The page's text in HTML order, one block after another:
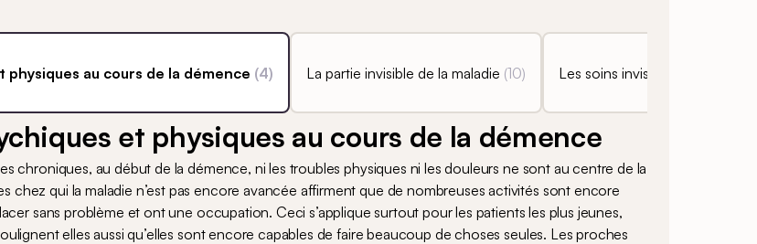
physiques au cours de la démence (4) La partie invisible de la maladie (10) Les soins invisibles
et physiques au cours de la démence
chroniques, au début de la démence, ni les troubles physiques ni les douleurs ne sont au centre de la
chez qui la maladie n’est pas encore avancée affirment que de nombreuses activités sont encore
sans problème et ont une occupation. Ceci s’applique surtout pour les patients les plus jeunes,
elles aussi qu’elles sont encore capables de faire beaucoup de choses seules. Les proches